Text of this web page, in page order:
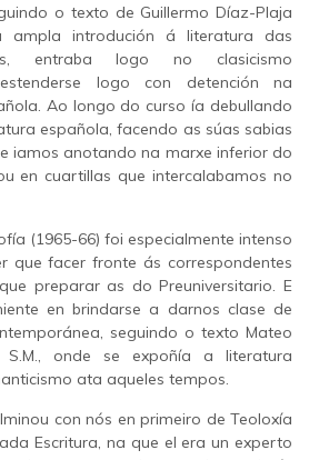
o texto de Guillermo Díaz-Plaja
ampla introdución á literatura das
entraba logo no clasicismo
logo con detención na
Ao longo do curso ía debullando
española, facendo as súas sabias
iamos anotando na marxe inferior do
en cuartillas que intercalabamos no
(1965-66) foi especialmente intenso
que facer fronte ás correspondentes
preparar as do Preuniversitario. E
en brindarse a darnos clase de
seguindo o texto Mateo
onde se expoñía a literatura
ata aqueles tempos.
con nós en primeiro de Teoloxía
Escritura, na que el era un experto